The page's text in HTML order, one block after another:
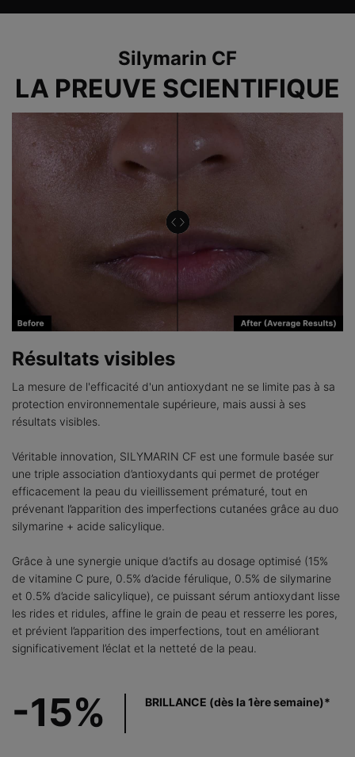
Silymarin CF
LA PREUVE SCIENTIFIQUE
Résultats visibles
La mesure de l'efficacité d'un antioxydant ne se limite pas à sa
protection environnementale supérieure, mais aussi à ses
résultats visibles.
Véritable innovation, SILYMARIN CF est une formule basée sur
une triple association d’antioxydants qui permet de protéger
efficacement la peau du vieillissement prématuré, tout en
prévenant l’apparition des imperfections cutanées grâce au duo
silymarine + acide salicylique.
Grâce à une synergie unique d’actifs au dosage optimisé (15%
de vitamine C pure, 0.5% d’acide férulique, 0.5% de silymarine
et 0.5% d’acide salicylique), ce puissant sérum antioxydant lisse
les rides et ridules, affine le grain de peau et resserre les pores,
et prévient l’apparition des imperfections, tout en améliorant
significativement l’éclat et la netteté de la peau.
-15% BRILLANCE (dès la 1ère semaine)*